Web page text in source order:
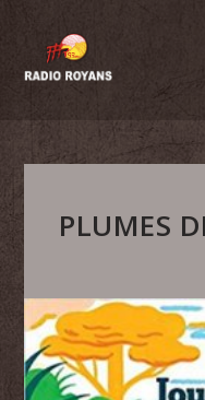
PLUMES